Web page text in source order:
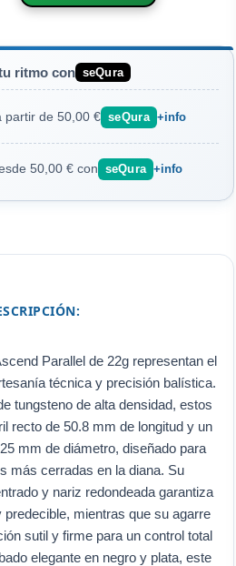
ritmo con seQura
partir de 50,00 € seQura +info
50,00 € con seQura +info
Parallel de 22g representan el
técnica y precisión balística.
tungsteno de alta densidad, estos
recto de 50.8 mm de longitud y un
mm de diámetro, diseñado para
más cerradas en la diana. Su
y nariz redondeada garantiza
predecible, mientras que su agarre
sutil y firme para un control total
elegante en negro y plata, este